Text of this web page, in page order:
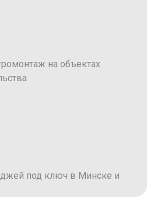
на объектах
под ключ в Минске и